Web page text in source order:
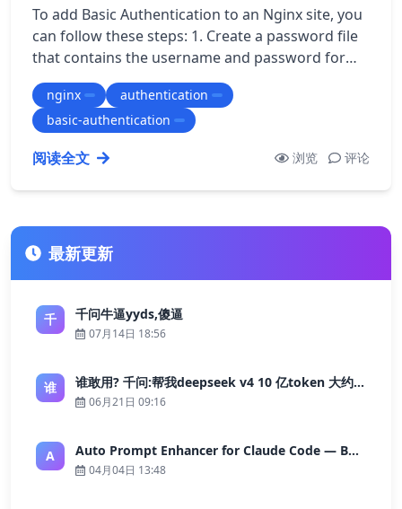
To add Basic Authentication to an Nginx site, you
can follow these steps: 1. Create a password file
that contains the username and password for
each user that needs access to th…
nginx
authentication
basic-authentication
阅读全文 浏览 评论
最新更新
千 千问牛逼yyds,傻逼
07月14日 18:56
谁 谁敢用? 千问:帮我deepseek v4 10 亿token 大约多少花费 ?
06月21日 09:16
A Auto Prompt Enhancer for Claude Code — Building a Highly Reliable AI Programming Workflow
04月04日 13:48